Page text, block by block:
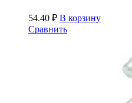
54.40 ₽ В корзину
Сравнить